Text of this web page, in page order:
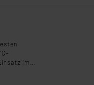
im